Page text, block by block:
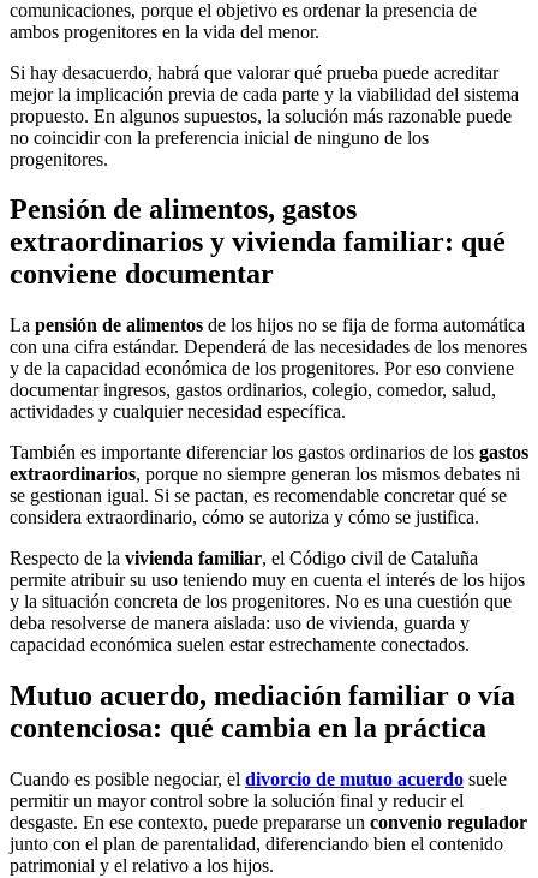
comunicaciones, porque el objetivo es ordenar la presencia de
ambos progenitores en la vida del menor.
Si hay desacuerdo, habrá que valorar qué prueba puede acreditar
mejor la implicación previa de cada parte y la viabilidad del sistema
propuesto. En algunos supuestos, la solución más razonable puede
no coincidir con la preferencia inicial de ninguno de los
progenitores.
Pensión de alimentos, gastos
extraordinarios y vivienda familiar: qué
conviene documentar
La pensión de alimentos de los hijos no se fija de forma automática
con una cifra estándar. Dependerá de las necesidades de los menores
y de la capacidad económica de los progenitores. Por eso conviene
documentar ingresos, gastos ordinarios, colegio, comedor, salud,
actividades y cualquier necesidad específica.
También es importante diferenciar los gastos ordinarios de los gastos
extraordinarios, porque no siempre generan los mismos debates ni
se gestionan igual. Si se pactan, es recomendable concretar qué se
considera extraordinario, cómo se autoriza y cómo se justifica.
Respecto de la vivienda familiar, el Código civil de Cataluña
permite atribuir su uso teniendo muy en cuenta el interés de los hijos
y la situación concreta de los progenitores. No es una cuestión que
deba resolverse de manera aislada: uso de vivienda, guarda y
capacidad económica suelen estar estrechamente conectados.
Mutuo acuerdo, mediación familiar o vía
contenciosa: qué cambia en la práctica
Cuando es posible negociar, el divorcio de mutuo acuerdo suele
permitir un mayor control sobre la solución final y reducir el
desgaste. En ese contexto, puede prepararse un convenio regulador
junto con el plan de parentalidad, diferenciando bien el contenido
patrimonial y el relativo a los hijos.